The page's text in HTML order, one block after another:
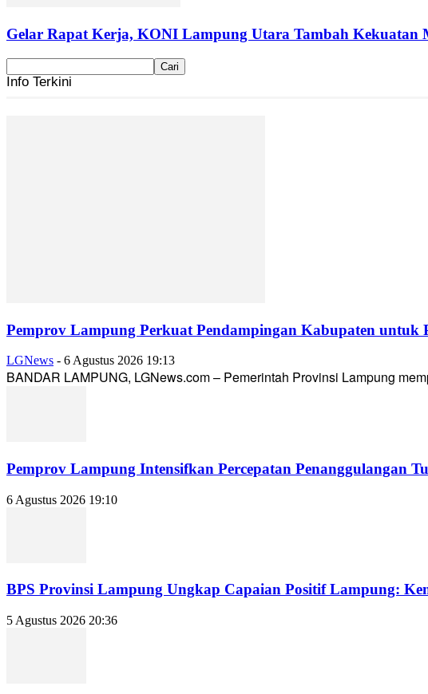
Gelar Rapat Kerja, KONI Lampung Utara Tambah Kekuatan
Info Terkini
Pemprov Lampung Perkuat Pendampingan Kabupaten untuk
LGNews - 6 Agustus 2026 19:13
BANDAR LAMPUNG, LGNews.com – Pemerintah Provinsi Lampung
Pemprov Lampung Intensifkan Percepatan Penanggulangan
6 Agustus 2026 19:10
BPS Provinsi Lampung Ungkap Capaian Positif Lampung:
5 Agustus 2026 20:36